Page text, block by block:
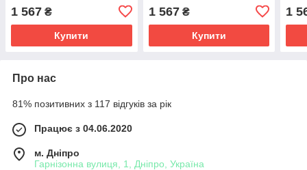
1 567 ₴
Купити
1 567₴
Купити
1
Про нас
81% позитивних з 117 відгуків за рік
Працює з 04.06.2020
м. Дніпро
Гарнізонна вулиця, 1, Дніпро, Україна